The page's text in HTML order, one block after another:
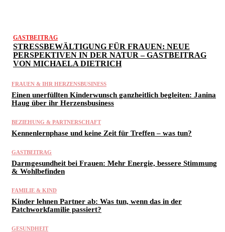
GASTBEITRAG
STRESSBEWÄLTIGUNG FÜR FRAUEN: NEUE
PERSPEKTIVEN IN DER NATUR – GASTBEITRAG
VON MICHAELA DIETRICH
FRAUEN & IHR HERZENSBUSINESS
Einen unerfüllten Kinderwunsch ganzheitlich begleiten: Janina
Haug über ihr Herzensbusiness
BEZIEHUNG & PARTNERSCHAFT
Kennenlernphase und keine Zeit für Treffen – was tun?
GASTBEITRAG
Darmgesundheit bei Frauen: Mehr Energie, bessere Stimmung
& Wohlbefinden
FAMILIE & KIND
Kinder lehnen Partner ab: Was tun, wenn das in der
Patchworkfamilie passiert?
GESUNDHEIT